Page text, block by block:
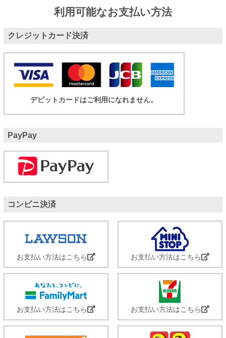
利用可能なお支払い方法
クレジットカード決済
デビットカードはご利用になれません。
PayPay
コンビニ決済
お支払い方法はこちら お支払い方法はこちら
お支払い方法はこちら お支払い方法はこちら